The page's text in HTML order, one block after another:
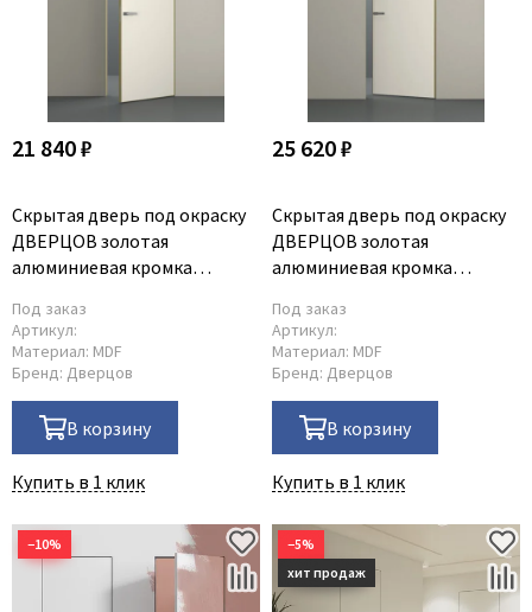
21 840 ₽
Скрытая дверь под окраску
ДВЕРЦОВ золотая
алюминиевая кромка
Под заказ
Артикул:
Материал: MDF
Бренд: Дверцов
В корзину
Купить в 1 клик
25 620 ₽
Скрытая дверь под окраску
ДВЕРЦОВ золотая
алюминиевая кромка
Под заказ
Артикул:
Материал: MDF
Бренд: Дверцов
В корзину
Купить в 1 клик
−10% −5%